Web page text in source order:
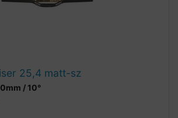
25,4 matt-sz
/ 10°